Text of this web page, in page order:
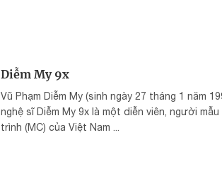
Diễm My 9x
Vũ Phạm Diễm My (sinh ngày 27 tháng 1 năm
nghệ sĩ Diễm My 9x là một diễn viên, người
trình (MC) của Việt Nam ...